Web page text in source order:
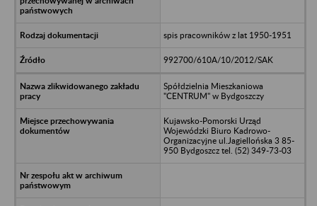
spis pracowników z lat 1950-1951
992700/610A/10/2012/SAK
Spółdzielnia Mieszkaniowa
"CENTRUM" w Bydgoszczy
Kujawsko-Pomorski Urząd
Wojewódzki Biuro Kadrowo-
Organizacyjne ul.Jagiellońska 3 85-
950 Bydgoszcz tel. (52) 349-73-03